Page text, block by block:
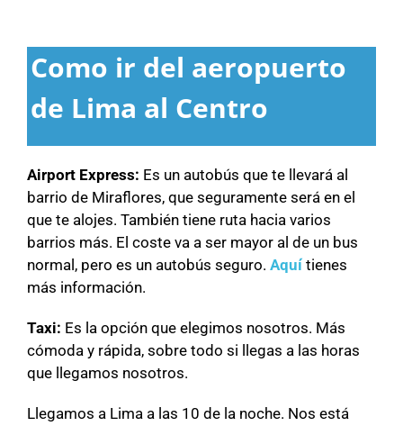
Como ir del aeropuerto
de Lima al Centro
Airport Express: Es un autobús que te llevará al
barrio de Miraflores, que seguramente será en el
que te alojes. También tiene ruta hacia varios
barrios más. El coste va a ser mayor al de un bus
normal, pero es un autobús seguro. Aquí tienes
más información.
Taxi: Es la opción que elegimos nosotros. Más
cómoda y rápida, sobre todo si llegas a las horas
que llegamos nosotros.
Llegamos a Lima a las 10 de la noche. Nos está